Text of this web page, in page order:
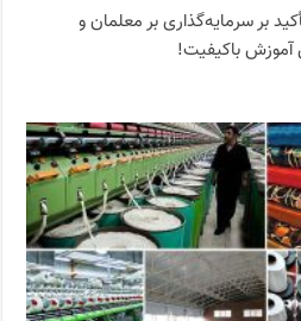
آموزش +۴»: تأکید بر سرمایه‌گذاری بر معلمان و
باکیفیت!